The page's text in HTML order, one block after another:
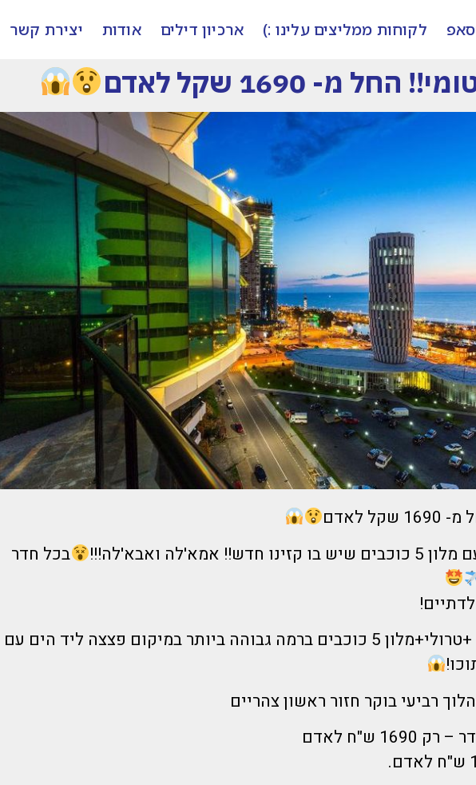
לקוחות ממליצים עלינו :) ארכיון דילים אודות יצירת קשר
החל מ- 1690 שקל לאדם
לאדם
אמא'לה ואבא'לה!!!
בכל חדר
טיסה ישירה +טרולי+מלון 5 כוכבים ברמה גבוהה ביותר במיקום פצצה ליד הים עם